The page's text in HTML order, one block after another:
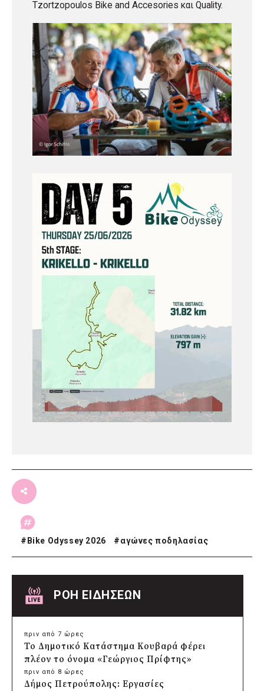
Tzortzopoulos Bike and Accesories και Quality.
# Bike Odyssey 2026 #αγώνες ποδηλασίας
ΡΟΗ ΕΙΔΗΣΕΩΝ
πριν από 7 ώρες
Το Δημοτικό Κατάστημα Κουβαρά φέρει
πλέον το όνομα «Γεώργιος Πρίφτης»
πριν από 8 ώρες
Δήμος Πετρούπολης: Εργασίες